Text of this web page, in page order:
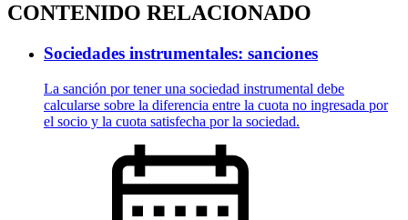
CONTENIDO RELACIONADO
Sociedades instrumentales: sanciones
La sanción por tener una sociedad instrumental debe
calcularse sobre la diferencia entre la cuota no ingresada por
el socio y la cuota satisfecha por la sociedad.